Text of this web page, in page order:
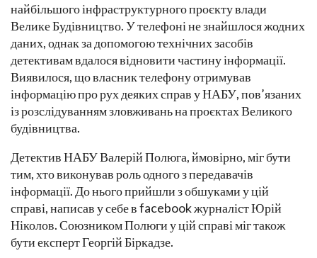
найбільшого інфраструктурного проєкту влади
Велике Будівництво. У телефоні не знайшлося жодних
даних, однак за допомогою технічних засобів
детективам вдалося відновити частину інформації.
Виявилося, що власник телефону отримував
інформацію про рух деяких справ у НАБУ, пов’язаних
із розслідуванням зловживань на проєктах Великого
будівництва.
Детектив НАБУ Валерій Полюга, ймовірно, міг бути
тим, хто виконував роль одного з передавачів
інформації. До нього прийшли з обшуками у цій
справі, написав у себе в facebook журналіст Юрій
Ніколов. Союзником Полюги у цій справі міг також
бути експерт Георгій Біркадзе.